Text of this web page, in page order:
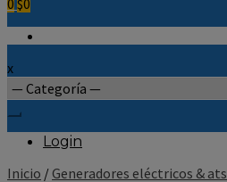
0 $0
x
Login
Inicio / Generadores eléctricos & ats